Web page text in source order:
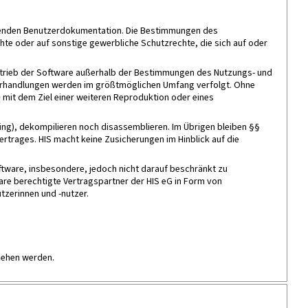
Benutzerdokumentation. Die Bestimmungen des
oder auf sonstige gewerbliche Schutzrechte, die sich auf oder
der Software außerhalb der Bestimmungen des Nutzungs- und
werden im größtmöglichen Umfang verfolgt. Ohne
dem Ziel einer weiteren Reproduktion oder eines
dekompilieren noch disassemblieren. Im Übrigen bleiben §§
HIS macht keine Zusicherungen im Hinblick auf die
insbesondere, jedoch nicht darauf beschränkt zu
berechtigte Vertragspartner der HIS eG in Form von
und -nutzer.
werden.